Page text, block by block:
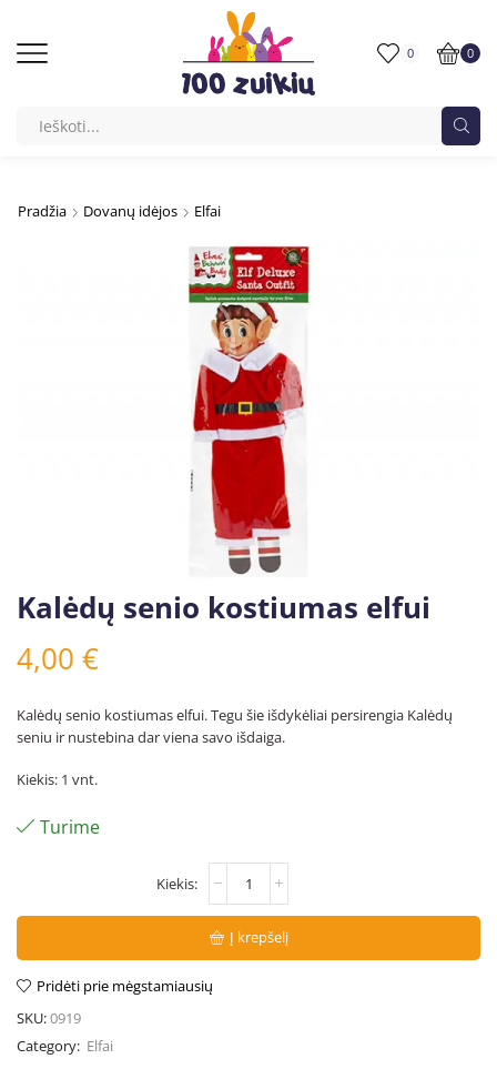
0 0
Pradžia Dovanų idėjos Elfai
Kalėdų senio kostiumas elfui
4,00 €
Kalėdų senio kostiumas elfui. Tegu šie išdykėliai persirengia Kalėdų
seniu ir nustebina dar viena savo išdaiga.
Kiekis: 1 vnt.
Turime
Į krepšelį
Pridėti prie mėgstamiausių
SKU:0919
Category: Elfai